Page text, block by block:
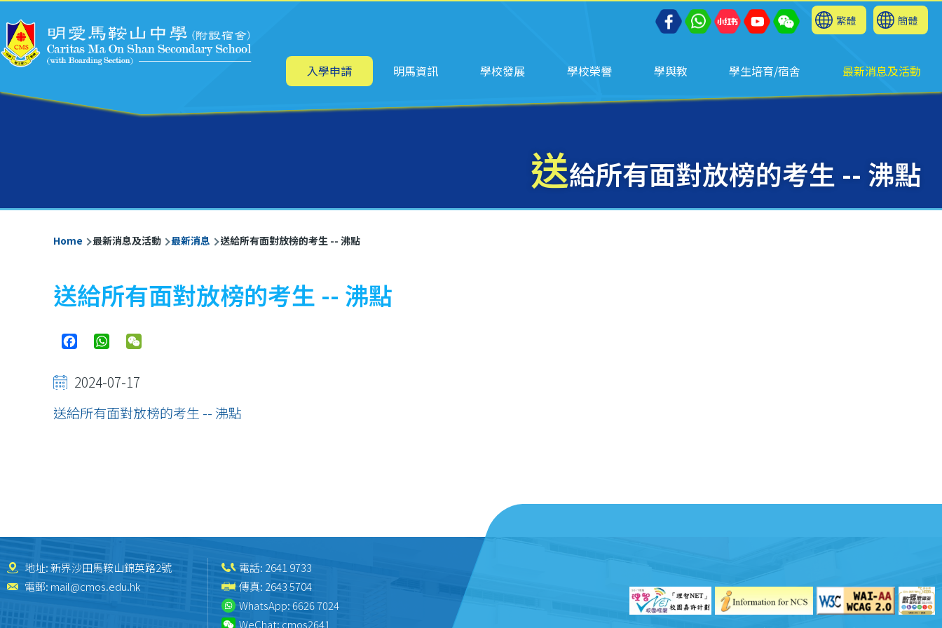
繁體 簡體
Main
入學申請 明馬資訊 學校發展 學校榮譽 學與教 學生培育/宿舍 最新消息及活動
送給所有面對放榜的考生 -- 沸點
Breadcrumb
Home 最新消息及活動 最新消息 送給所有面對放榜的考生 -- 沸點
送給所有面對放榜的考生 -- 沸點
FacebookWhatsApp
2024-07-17
送給所有面對放榜的考生 -- 沸點
地址: 新界沙田馬鞍山錦英路2號
電郵: mail@cmos.edu.hk
電話: 2641 9733
傳真: 2643 5704
WhatsApp:6626 7024
WeChat: cmos2641